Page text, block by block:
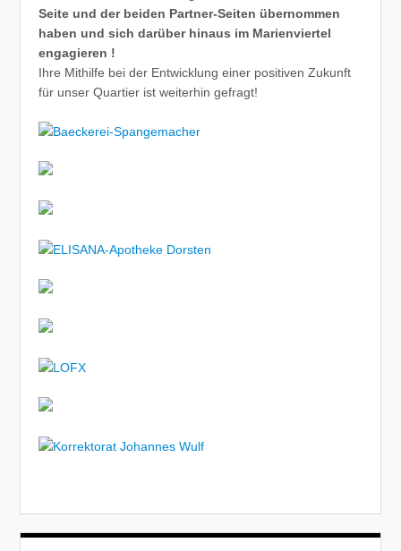
Seite und der beiden Partner-Seiten übernommen
haben und sich darüber hinaus im Marienviertel
engagieren !
Ihre Mithilfe bei der Entwicklung einer positiven Zukunft
für unser Quartier ist weiterhin gefragt!